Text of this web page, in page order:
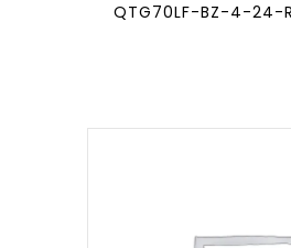
QTG70LF-BZ-4-24-